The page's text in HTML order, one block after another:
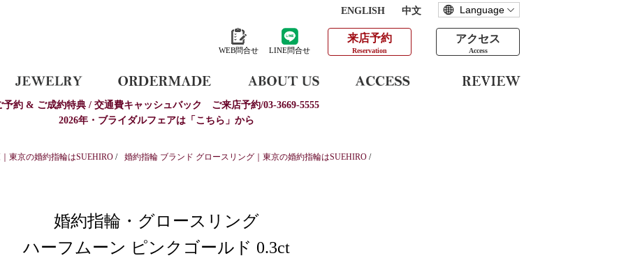
ENGLISH 中文
WEB問合せ LINE問合せ
来店予約
Reservation
アクセス
Access
予約 & ご成約特典 / 交通費キャッシュバック
ご来店予約/03-3669-5555
2026年・ブライダルフェアは「こちら」から
東京の婚約指輪はSUEHIRO / 婚約指輪 ブランド グロースリング｜東京の婚約指輪はSUEHIRO /
婚約指輪・グロースリング
ハーフムーン ピンクゴールド 0.3ct